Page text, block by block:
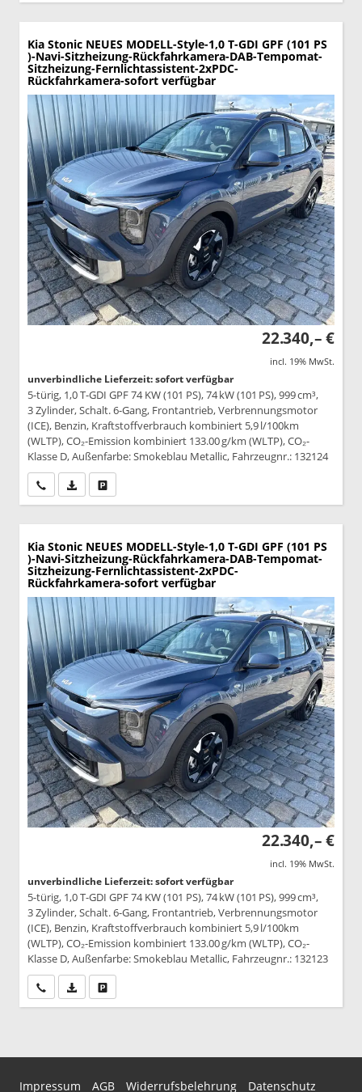
Kia Stonic NEUES MODELL-Style-1,0 T-GDI GPF (101 PS
)-Navi-Sitzheizung-Rückfahrkamera-DAB-Tempomat-
Sitzheizung-Fernlichtassistent-2xPDC-
Rückfahrkamera-sofort verfügbar
22.340,– €
incl. 19% MwSt.
unverbindliche Lieferzeit: sofort verfügbar
5-türig, 1,0 T-GDI GPF 74 KW (101 PS), 74 kW (101 PS), 999 cm³,
3 Zylinder, Schalt. 6-Gang, Frontantrieb, Verbrennungsmotor
(ICE), Benzin, Kraftstoffverbrauch kombiniert 5,9 l/100km
(WLTP), CO₂-Emission kombiniert 133.00 g/km (WLTP), CO₂-
Klasse D, Außenfarbe: Smokeblau Metallic, Fahrzeugnr.: 132124
Wir rufen Sie anPDF-Datei, Fahrzeugexposé drucken
Kia Stonic NEUES MODELL-Style-1,0 T-GDI GPF (101 PS
)-Navi-Sitzheizung-Rückfahrkamera-DAB-Tempomat-
Sitzheizung-Fernlichtassistent-2xPDC-
Rückfahrkamera-sofort verfügbar
22.340,– €
incl. 19% MwSt.
unverbindliche Lieferzeit: sofort verfügbar
5-türig, 1,0 T-GDI GPF 74 KW (101 PS), 74 kW (101 PS), 999 cm³,
3 Zylinder, Schalt. 6-Gang, Frontantrieb, Verbrennungsmotor
(ICE), Benzin, Kraftstoffverbrauch kombiniert 5,9 l/100km
(WLTP), CO₂-Emission kombiniert 133.00 g/km (WLTP), CO₂-
Klasse D, Außenfarbe: Smokeblau Metallic, Fahrzeugnr.: 132123
Wir rufen Sie anPDF-Datei, Fahrzeugexposé drucken
Impressum AGB Widerrufsbelehrung Datenschutz